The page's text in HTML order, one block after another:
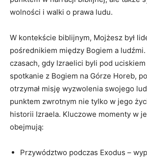
wolności i walki o prawa ludu.
W ​kontekście ⁢biblijnym, Mojżesz był
pośrednikiem między ​Bogiem a ludźmi.​
czasach, gdy Izraelici byli ‍pod
spotkanie z Bogiem na‌ Górze Horeb,
otrzymał misję wyzwolenia swojego⁤
punktem zwrotnym nie ‍tylko w ⁤jego
historii Izraela. Kluczowe momenty w
obejmują:
Przywództwo⁣ podczas Exodus​ –